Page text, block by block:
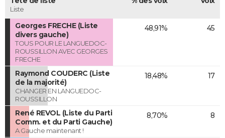
Liste
Georges FRECHE (Liste
divers gauche)
TOUS POUR LE LANGUEDOC-
ROUSSILLON AVEC GEORGES
FRECHE
48,91% 45
Raymond COUDERC (Liste
de la majorité)
CHANGER EN LANGUEDOC-
ROUSSILLON
18,48% 17
René REVOL (Liste du Parti
Comm. et du Parti Gauche)
A Gauche maintenant !
8,70% 8